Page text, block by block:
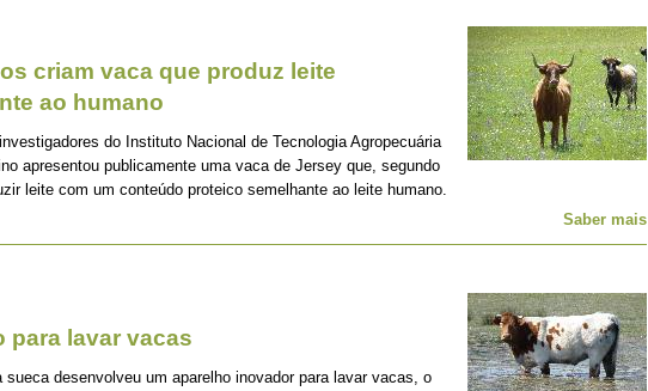
criam vaca que produz leite
ao humano
do Instituto Nacional de Tecnologia Agropecuária
apresentou publicamente uma vaca de Jersey que, segundo
leite com um conteúdo proteico semelhante ao leite humano.
Saber mais
para lavar vacas
sueca desenvolveu um aparelho inovador para lavar vacas, o